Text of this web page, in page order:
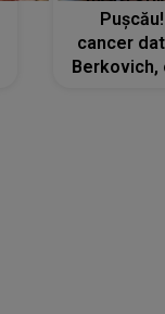
cancer